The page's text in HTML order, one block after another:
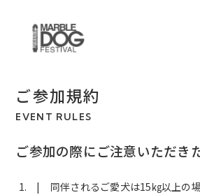
ご参加規約
EVENT RULES
ご参加の際にご注意いただき
同伴されるご愛犬は15㎏以上の